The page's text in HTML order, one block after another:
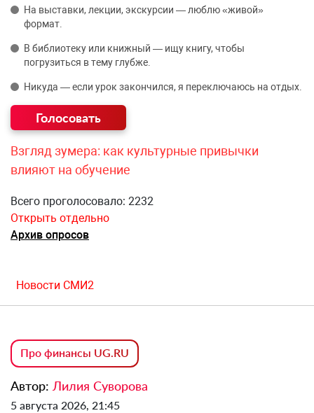
На выставки, лекции, экскурсии — люблю «живой»
формат.
В библиотеку или книжный — ищу книгу, чтобы
погрузиться в тему глубже.
Никуда — если урок закончился, я переключаюсь на отдых.
Взгляд зумера: как культурные привычки
влияют на обучение
Всего проголосовало: 2232
Открыть отдельно
Архив опросов
Новости СМИ2
Про финансы UG.RU
Автор: Лилия Суворова
5 августа 2026, 21:45